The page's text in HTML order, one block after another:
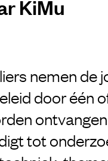
KiMu
nemen de
door één
tot